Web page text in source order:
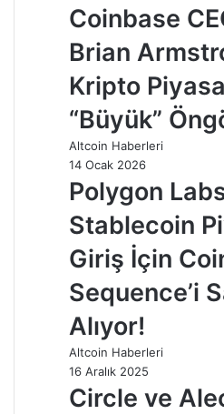
Coinbase
Brian
Kripto
“Büyük”
Altcoin Haberleri
14 Ocak 2026
Polygon
Stablecoin
Giriş İçin
Sequence’i
Alıyor!
Altcoin Haberleri
16 Aralık 2025
Circle ve